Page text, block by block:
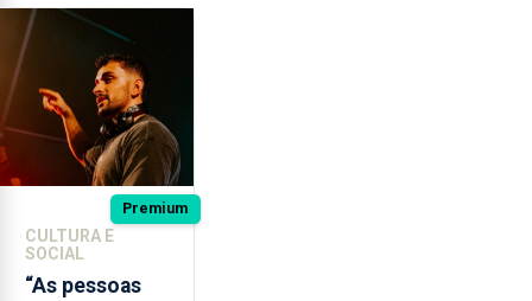
Premium
CULTURA E
SOCIAL
“As pessoas